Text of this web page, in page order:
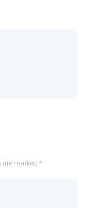
are marked *